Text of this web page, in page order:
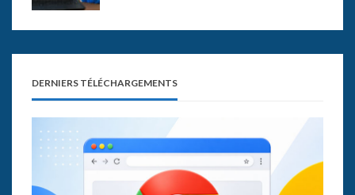
DERNIERS TÉLÉCHARGEMENTS